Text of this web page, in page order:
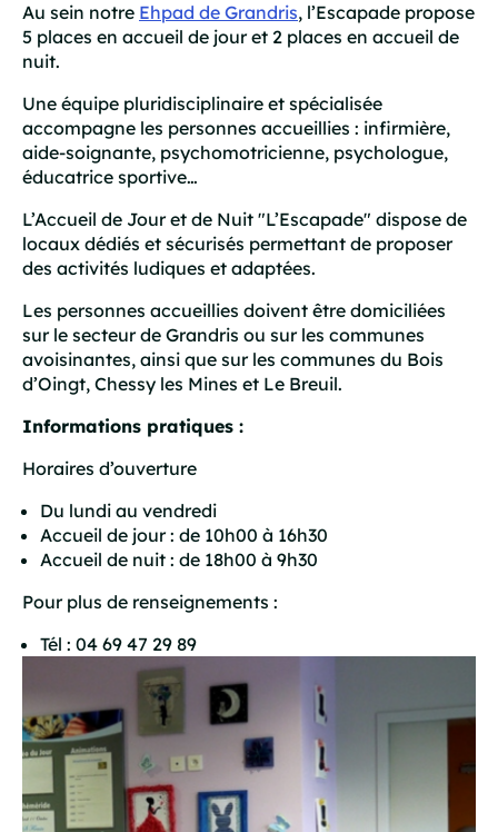
Au sein notre Ehpad de Grandris, l’Escapade propose
5 places en accueil de jour et 2 places en accueil de
nuit.
Une équipe pluridisciplinaire et spécialisée
accompagne les personnes accueillies : infirmière,
aide-soignante, psychomotricienne, psychologue,
éducatrice sportive…
L’Accueil de Jour et de Nuit "L’Escapade" dispose de
locaux dédiés et sécurisés permettant de proposer
des activités ludiques et adaptées.
Les personnes accueillies doivent être domiciliées
sur le secteur de Grandris ou sur les communes
avoisinantes, ainsi que sur les communes du Bois
d’Oingt, Chessy les Mines et Le Breuil.
Informations pratiques :
Horaires d’ouverture
Du lundi au vendredi
Accueil de jour : de 10h00 à 16h30
Accueil de nuit : de 18h00 à 9h30
Pour plus de renseignements :
Tél : 04 69 47 29 89